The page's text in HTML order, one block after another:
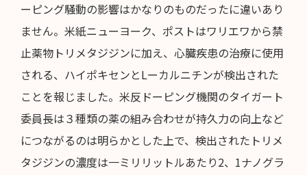
ーピング騒動の影響はかなりのものだったに違いあり
ません。米紙ニューヨーク、ポストはワリエワから禁
止薬物トリメタジジンに加え、心臓疾患の治療に使用
される、ハイポキセンとLーカルニチンが検出された
ことを報じました。米反ドーピング機関のタイガート
委員長は３種類の薬の組み合わせが持久力の向上など
につながるのは明らかとした上で、検出されたトリメ
タジジンの濃度は一ミリリットルあたり2、1ナノグラ